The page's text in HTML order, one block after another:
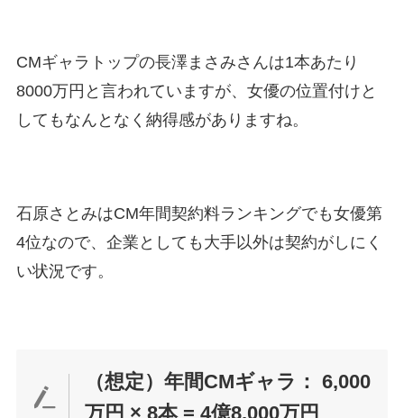
CMギャラトップの長澤まさみさんは1本あたり
8000万円と言われていますが、女優の位置付けと
してもなんとなく納得感がありますね。
石原さとみはCM年間契約料ランキングでも女優第
4位なので、企業としても大手以外は契約がしにく
い状況です。
（想定）年間CMギャラ： 6,000
万円 × 8本 = 4億8,000万円